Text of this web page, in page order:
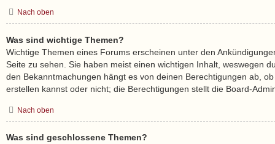
Nach oben
Was sind wichtige Themen?
Wichtige Themen eines Forums erscheinen unter den
Seite zu sehen. Sie haben meist einen wichtigen Inhalt, weswegen
den Bekanntmachungen hängt es von deinen Berechtigungen ab,
erstellen kannst oder nicht; die Berechtigungen stellt die Board-
Nach oben
Was sind geschlossene Themen?